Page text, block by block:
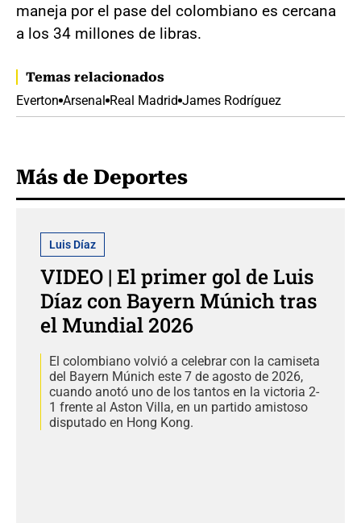
maneja por el pase del colombiano es cercana
a los 34 millones de libras.
Temas relacionados
Everton Arsenal Real Madrid James Rodríguez
Más de Deportes
Luis Díaz
VIDEO | El primer gol de Luis
Díaz con Bayern Múnich tras
el Mundial 2026
El colombiano volvió a celebrar con la camiseta
del Bayern Múnich este 7 de agosto de 2026,
cuando anotó uno de los tantos en la victoria 2-
1 frente al Aston Villa, en un partido amistoso
disputado en Hong Kong.